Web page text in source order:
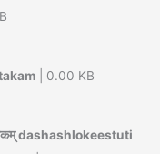
| 0.00 KB
dashashlokeestuti